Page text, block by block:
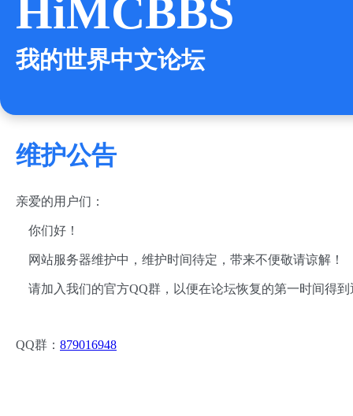
HiMCBBS
我的世界中文论坛
维护公告
亲爱的用户们：
你们好！
网站服务器维护中，维护时间待定，带来不便敬请谅解！
请加入我们的官方QQ群，以便在论坛恢复的第一时间得到
QQ群： 879016948